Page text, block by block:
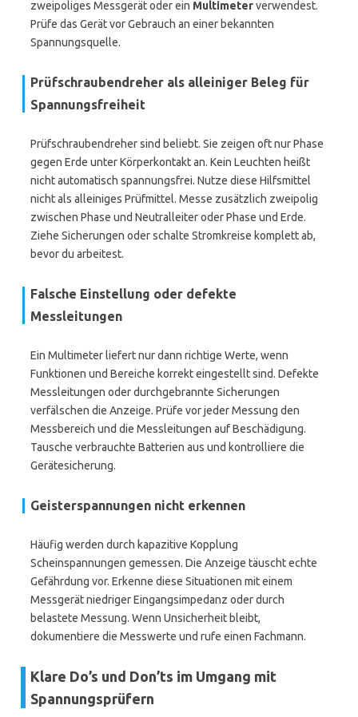
zweipoliges Messgerät oder ein Multimeterverwendest.
Prüfe das Gerät vor Gebrauch an einer bekannten
Spannungsquelle.
Prüfschraubendreher als alleiniger Beleg für
Spannungsfreiheit
Prüfschraubendreher sind beliebt. Sie zeigen oft nur Phase
gegen Erde unter Körperkontakt an. Kein Leuchten heißt
nicht automatisch spannungsfrei. Nutze diese Hilfsmittel
nicht als alleiniges Prüfmittel. Messe zusätzlich zweipolig
zwischen Phase und Neutralleiter oder Phase und Erde.
Ziehe Sicherungen oder schalte Stromkreise komplett ab,
bevor du arbeitest.
Falsche Einstellung oder defekte
Messleitungen
Ein Multimeter liefert nur dann richtige Werte, wenn
Funktionen und Bereiche korrekt eingestellt sind. Defekte
Messleitungen oder durchgebrannte Sicherungen
verfälschen die Anzeige. Prüfe vor jeder Messung den
Messbereich und die Messleitungen auf Beschädigung.
Tausche verbrauchte Batterien aus und kontrolliere die
Gerätesicherung.
Geisterspannungen nicht erkennen
Häufig werden durch kapazitive Kopplung
Scheinspannungen gemessen. Die Anzeige täuscht echte
Gefährdung vor. Erkenne diese Situationen mit einem
Messgerät niedriger Eingangsimpedanz oder durch
belastete Messung. Wenn Unsicherheit bleibt,
dokumentiere die Messwerte und rufe einen Fachmann.
Klare Do’s und Don’ts im Umgang mit
Spannungsprüfern